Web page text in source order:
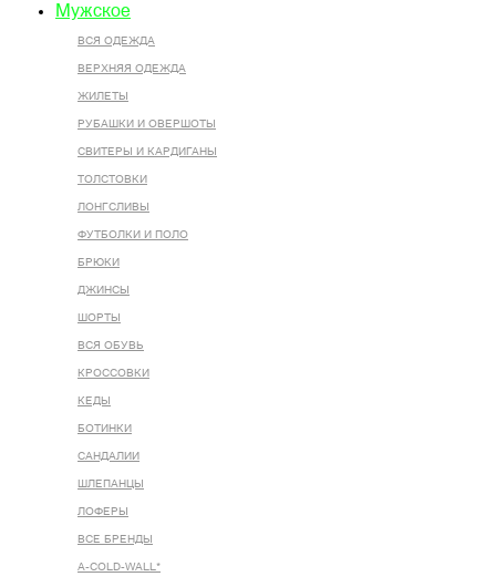
Мужское
ВСЯ ОДЕЖДА
ВЕРХНЯЯ ОДЕЖДА
ЖИЛЕТЫ
РУБАШКИ И ОВЕРШОТЫ
СВИТЕРЫ И КАРДИГАНЫ
ТОЛСТОВКИ
ЛОНГСЛИВЫ
ФУТБОЛКИ И ПОЛО
БРЮКИ
ДЖИНСЫ
ШОРТЫ
ВСЯ ОБУВЬ
КРОССОВКИ
КЕДЫ
БОТИНКИ
САНДАЛИИ
ШЛЕПАНЦЫ
ЛОФЕРЫ
ВСЕ БРЕНДЫ
A-COLD-WALL*